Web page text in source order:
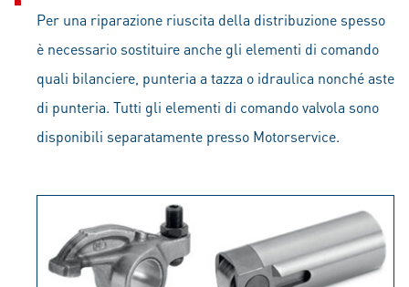
Per una riparazione riuscita della distribuzione spesso
è necessario sostituire anche gli elementi di comando
quali bilanciere, punteria a tazza o idraulica nonché aste
di punteria. Tutti gli elementi di comando valvola sono
disponibili separatamente presso Motorservice.